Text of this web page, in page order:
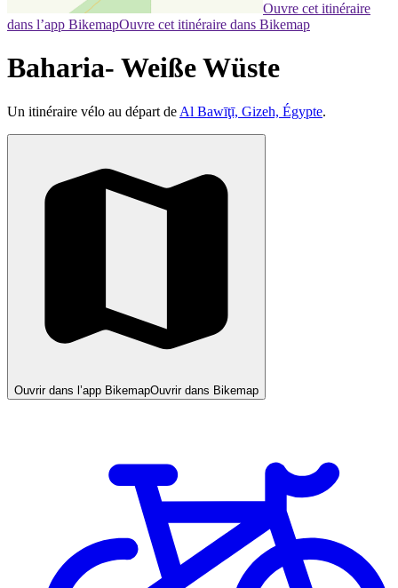
Ouvre cet itinéraire
dans l’app BikemapOuvre cet itinéraire dans Bikemap
Baharia- Weiße Wüste
Un itinéraire vélo au départ de Al Bawīţī, Gizeh, Égypte.
Ouvrir dans l’app BikemapOuvrir dans Bikemap